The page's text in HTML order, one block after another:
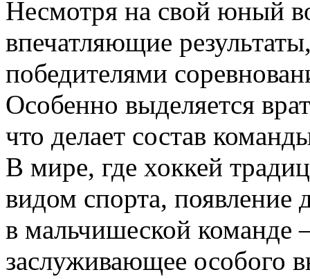
Несмотря на свой юный
впечатляющие
победителями
Особенно выделяется
что делает состав
В мире, где хоккей
видом спорта, появление
в мальчишеской команде
заслуживающее особого